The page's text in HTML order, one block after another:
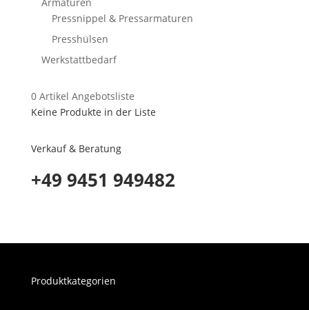
Pressnippel & Pressarmaturen
Presshülsen
Werkstattbedarf
0Artikel Angebotsliste
Keine Produkte in der Liste
Verkauf & Beratung
+49 9451 949482
Produktkategorien